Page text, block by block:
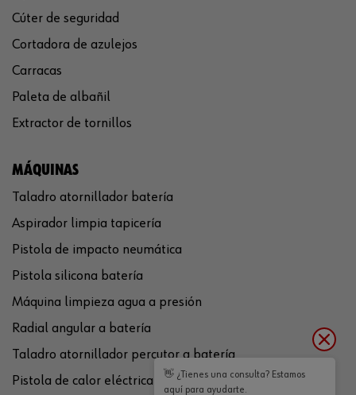
Cúter de seguridad
Cortadora de azulejos
Carracas
Paleta de albañil
Extractor de tornillos
MÁQUINAS
Taladro atornillador batería
Aspirador limpia tapicería
Pistola de impacto neumática
Pistola silicona batería
Máquina limpieza agua a presión
Radial angular a batería
Taladro atornillador percutor a batería
Pistola de calor eléctrica
👋 ¿Tienes una consulta? Estamos
aquí para ayudarte.